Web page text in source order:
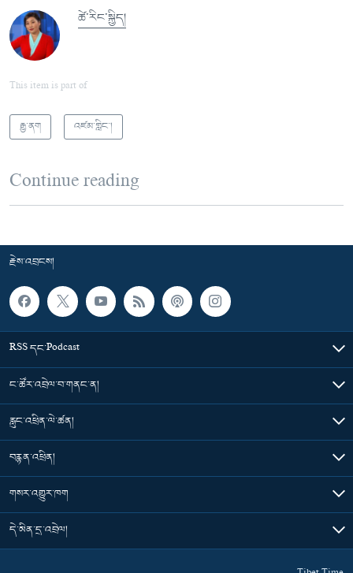
ཚེ་རིང་སྐྱིད།
This item is part of
རྒྱ་ནག འཛམ་གླིང་།
Continue reading
རྗེས་འབྲངས།
RSS དང་Podcast
ང་ཚོར་འབྲེལ་བ་གནང་ན།
རླུང་འཕྲིན་ལེ་ཚན།
བརྙན་འཕྲིན།
གསར་འགྱུར་ཁག
དེ་མིན་དྲ་འབྲེལ།